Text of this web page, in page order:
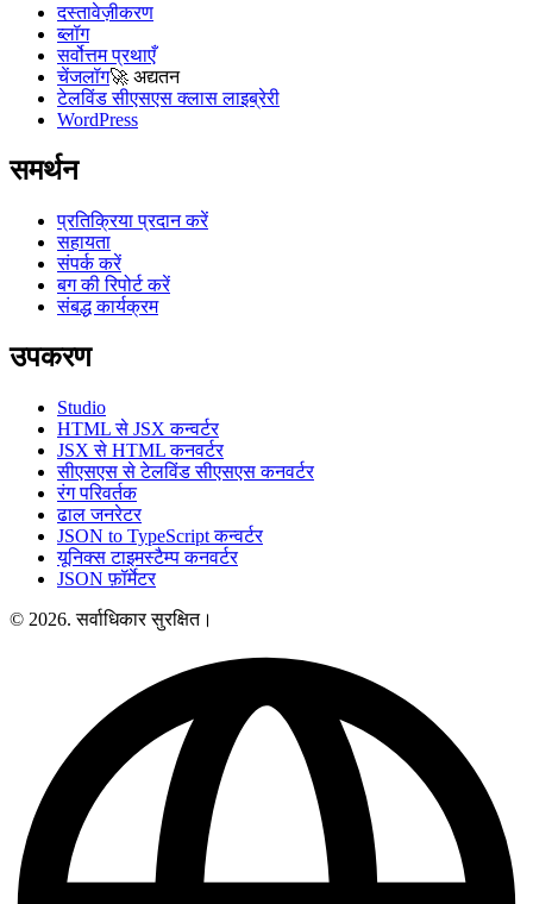
दस्तावेज़ीकरण
ब्लॉग
सर्वोत्तम प्रथाएँ
चेंजलॉग🚀 अद्यतन
टेलविंड सीएसएस क्लास लाइब्रेरी
WordPress
समर्थन
प्रतिक्रिया प्रदान करें
सहायता
संपर्क करें
बग की रिपोर्ट करें
संबद्ध कार्यक्रम
उपकरण
Studio
HTML से JSX कन्वर्टर
JSX से HTML कनवर्टर
सीएसएस से टेलविंड सीएसएस कनवर्टर
रंग परिवर्तक
ढाल जनरेटर
JSON to TypeScript कन्वर्टर
यूनिक्स टाइमस्टैम्प कनवर्टर
JSON फ़ॉर्मेटर
© 2026. सर्वाधिकार सुरक्षित।